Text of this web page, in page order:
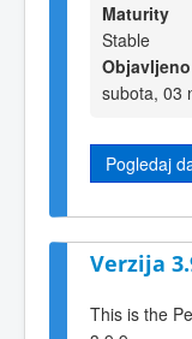
Maturity
Stable
subota, 03
Pogledaj
Verzija
This is the